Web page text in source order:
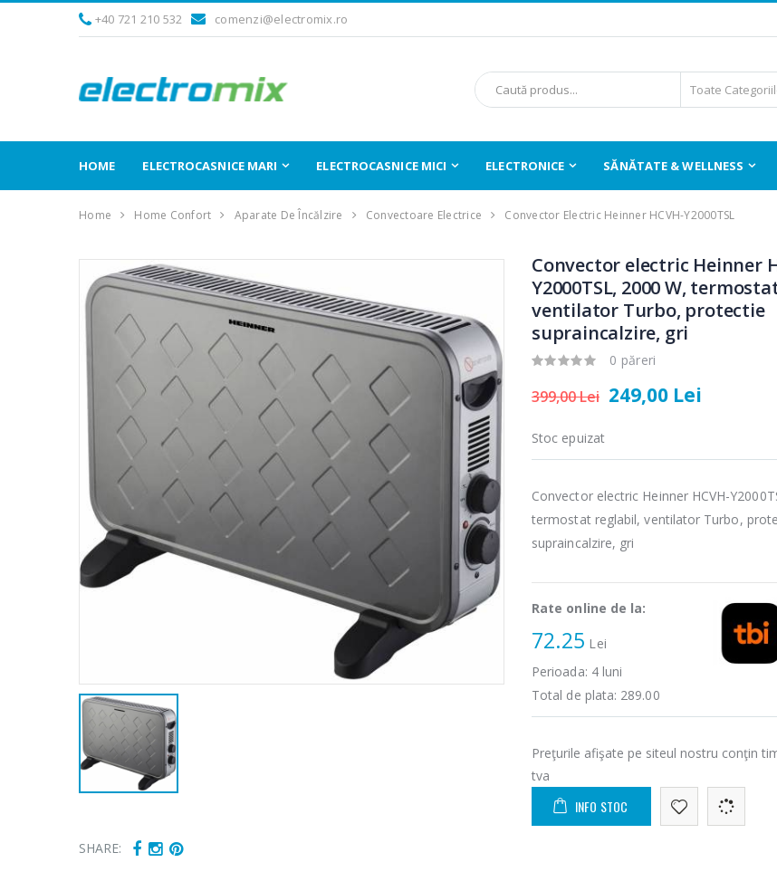
+40 721 210 532 comenzi@electromix.ro
HOME ELECTROCASNICE MARI ELECTROCASNICE MICI ELECTRONICE SĂNĂTATE & WELLNESS
Home Home Confort Aparate De Încălzire Convectoare Electrice Convector Electric Heinner HCVH-Y2000TSL
SHARE:
Convector electric Heinner
Y2000TSL, 2000 W,
ventilator Turbo, protectie
supraincalzire, gri
0 păreri
399,00 Lei 249,00 Lei
Stoc epuizat
Convector electric Heinner HCVH-
termostat reglabil, ventilator Turbo,
supraincalzire, gri
Rate online de la:
72.25 Lei
Perioada: 4luni
Total de plata: 289.00
Preţurile afişate pe siteul nostru conţin
tva
INFO STOC